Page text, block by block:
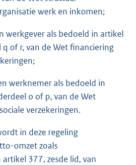
werk en inkomen;
werkgever als bedoeld in artikel
q of r, van de Wet financiering
werknemer als bedoeld in
o of p, van de Wet
verzekeringen.
in deze regeling
omzet zoals
377, zesde lid, van